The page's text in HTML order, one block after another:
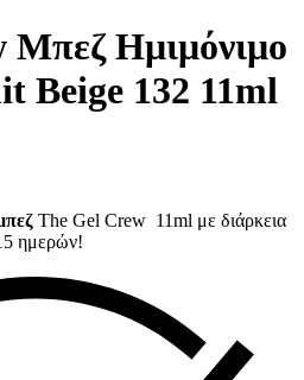
Μπεζ Ημιμόνιμο
Beige 132 11ml
The Gel Crew 11ml με διάρκεια
ημερών!